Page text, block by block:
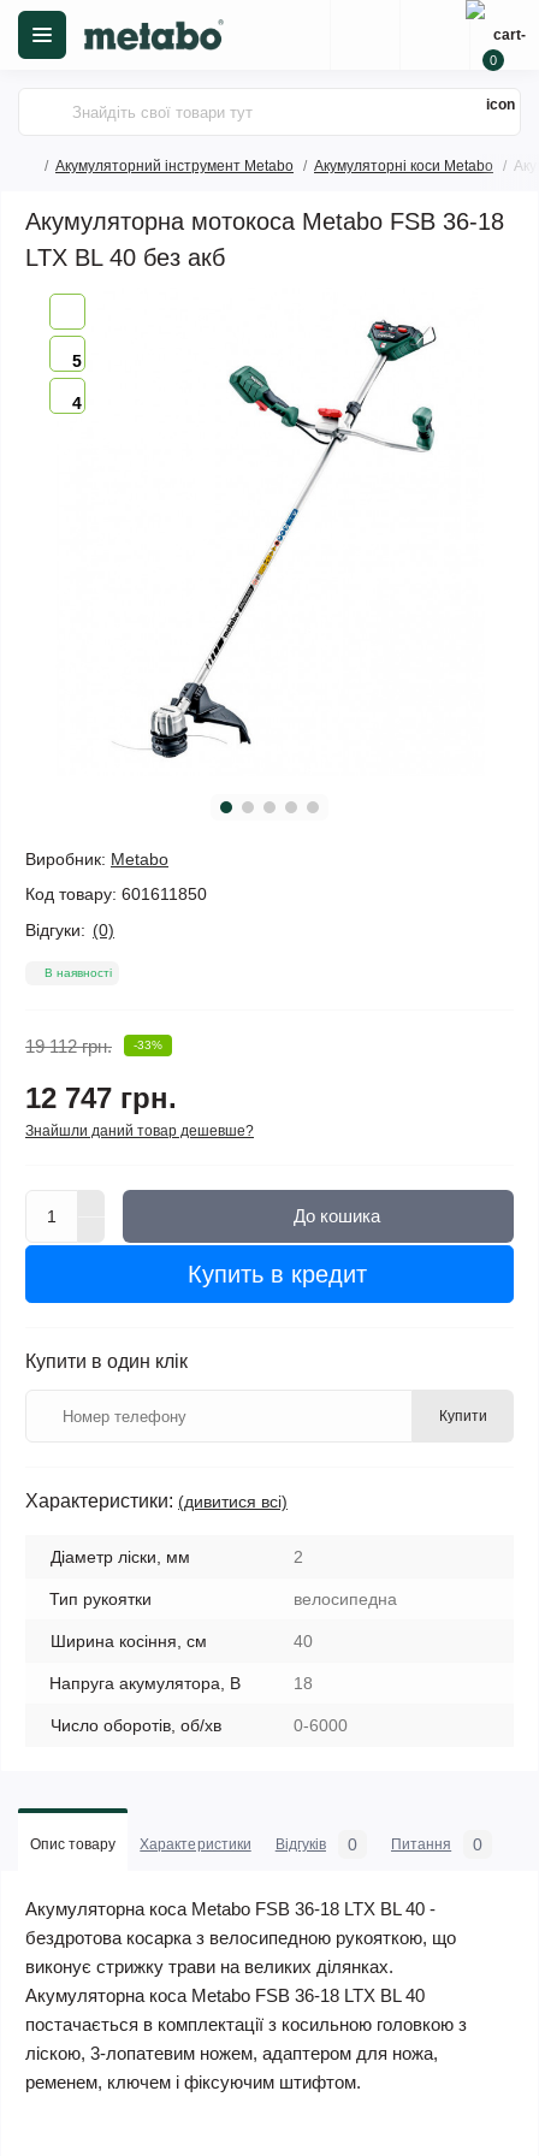
0
Акумуляторний інструмент Metabo Акумуляторні коси Metabo
Акумуляторна мотокоса Metabo FSB 36-18
LTX BL 40 без акб
5
4
Виробник: Metabo
Код товару: 601611850
Відгуки: (0)
В наявності
19 112 грн. -33%
12 747 грн.
Знайшли даний товар дешевше?
До кошика
Купить в кредит
Купити в один клік
Купити
Характеристики: (дивитися всі)
Діаметр ліски, мм 2
Тип рукоятки велосипедна
Ширина косіння, см 40
Напруга акумулятора, В 18
Число оборотів, об/хв 0-6000
Опис товару Характеристики Відгуків 0 Питання 0
Акумуляторна коса Metabo FSB 36-18 LTX BL 40 -
бездротова косарка з велосипедною рукояткою, що
виконує стрижку трави на великих ділянках.
Акумуляторна коса Metabo FSB 36-18 LTX BL 40
постачається в комплектації з косильною головкою з
ліскою, 3-лопатевим ножем, адаптером для ножа,
ременем, ключем і фіксуючим штифтом.